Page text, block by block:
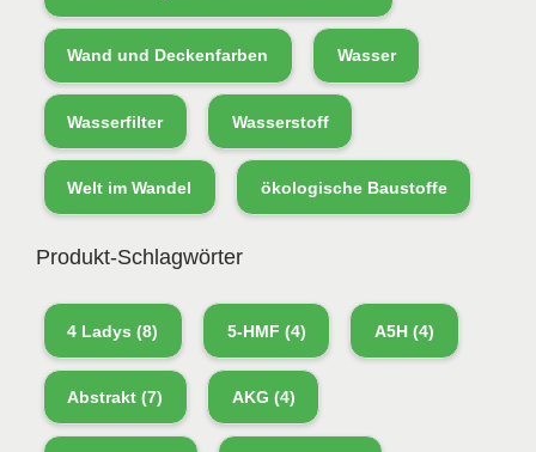
Wand und Deckenfarben Wasser
Wasserfilter Wasserstoff
Welt im Wandel ökologische Baustoffe
Produkt-Schlagwörter
4 Ladys (8) 5-HMF (4) A5H(4)
Abstrakt (7) AKG (4)